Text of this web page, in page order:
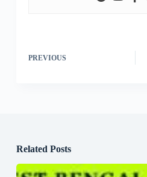
PREVIOUS
Related Posts